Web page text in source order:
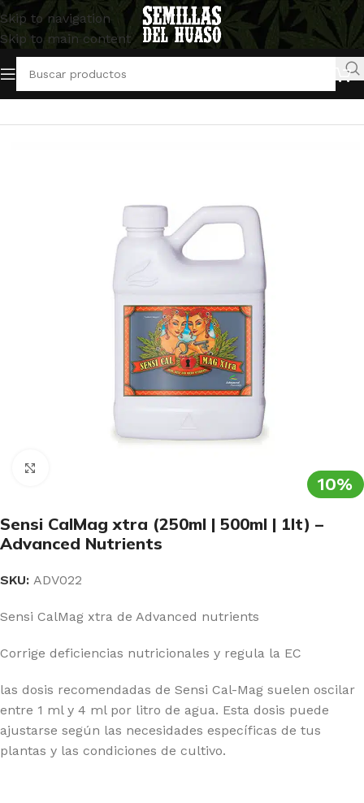
Skip to navigation
Skip to main content
Inicio/Artículos Indoor/Abonos y Fertilizantes
10%
Sensi CalMag xtra (250ml | 500ml | 1lt) –
Advanced Nutrients
SKU: ADV022
Sensi CalMag xtra de Advanced nutrients
Corrige deficiencias nutricionales y regula la EC
las dosis recomendadas de Sensi Cal-Mag suelen oscilar
entre 1 ml y 4 ml por litro de agua. Esta dosis puede
ajustarse según las necesidades específicas de tus
plantas y las condiciones de cultivo.